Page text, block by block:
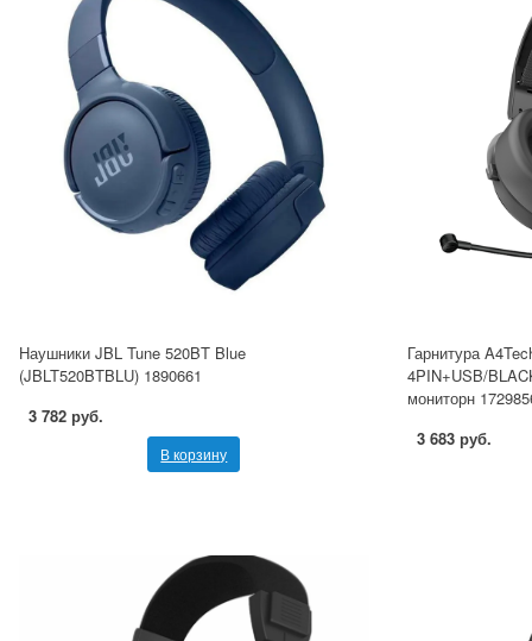
Наушники JBL Tune 520BT Blue
(JBLT520BTBLU) 1890661
3 782 руб.
В корзину
Гарнитура
4PIN+USB/
мониторн
3 683 руб.